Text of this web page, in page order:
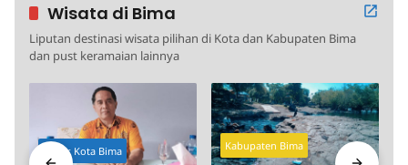
Wisata di Bima
Liputan destinasi wisata pilihan di Kota dan Kabupaten Bima
dan pust keramaian lainnya
Kabar Kota Bima Kabupaten Bima